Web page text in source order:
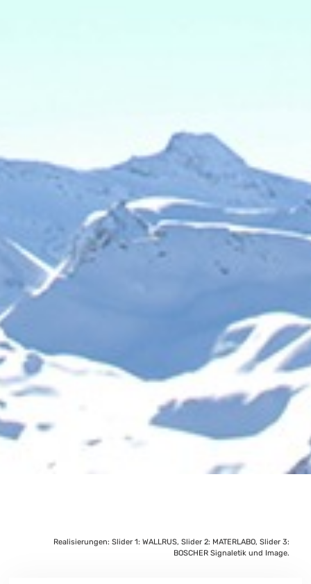
Realisierungen: Slider 1: WALLRUS, Slider 2: MATERLABO, Slider 3:
BOSCHER Signaletik und Image.